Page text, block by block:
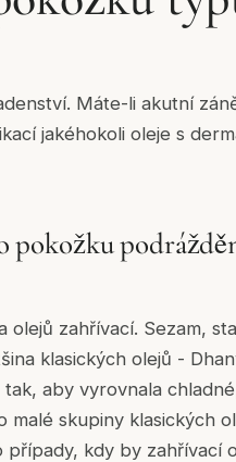
Máte-li akutní
jakéhokoli oleje s
pokožku
olejů zahřívací. Sezam,
klasických olejů -
aby vyrovnala
malé skupiny klasických
kdy by zahřívací